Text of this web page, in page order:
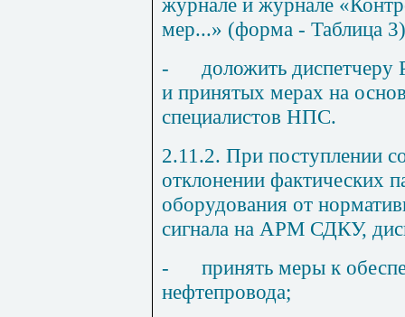
мер...» (форма - Таблица
-
доложить
и принятых мерах на
специалистов НПС.
2.11 .2. При поступлении
отклонении фактических
оборудования от
сигнала на АРМ СДКУ,
-
принять меры к
нефтепровода;